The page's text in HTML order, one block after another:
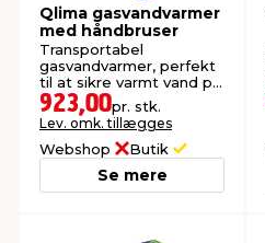
Qlima gasvandvarmer
med håndbruser
Transportabel
gasvandvarmer, perfekt
til at sikre varmt vand på
campingture, på både
og i haven.
923,00pr. stk.
Lev. omk. tillægges
Webshop Butik
Se mere